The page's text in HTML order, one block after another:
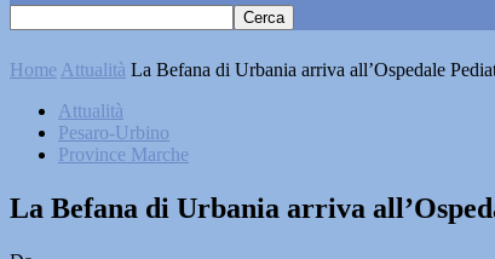
Home Attualità La Befana di Urbania arriva all’Ospedale
Attualità
Pesaro-Urbino
Province Marche
La Befana di Urbania arriva